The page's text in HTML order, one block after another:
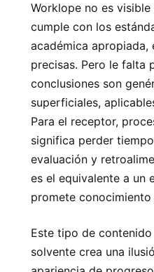
Worklope no es
cumple con los
académica
precisas. Pero le falta
conclusiones son
superficiales,
Para el receptor,
significa perder
evaluación y
es el equivalente a un
promete
Este tipo de
solvente crea una